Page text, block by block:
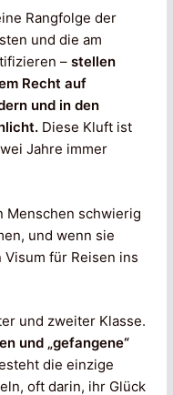
Rangfolge der
und die am
– stellen
Recht auf
und in den
Diese Kluft ist
Jahre immer
Menschen schwierig
und wenn sie
für Reisen ins
und zweiter Klasse.
und „gefangene“
die einzige
oft darin, ihr Glück